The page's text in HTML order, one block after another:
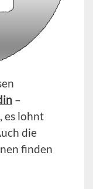
–
es lohnt
die
finden